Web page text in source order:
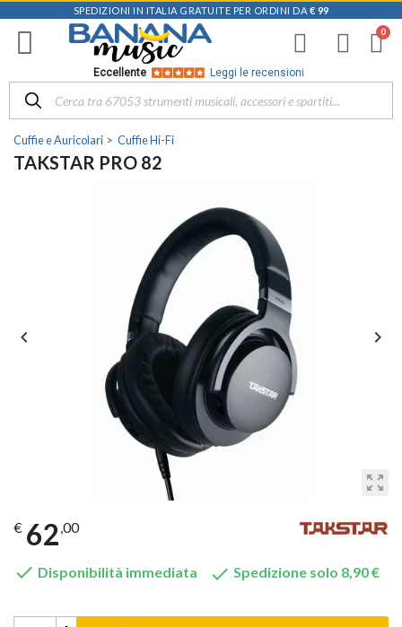
SPEDIZIONI IN ITALIA GRATUITE PER ORDINI DA € 99
Eccellente Leggi le recensioni
Cuffie e Auricolari Cuffie Hi-Fi
TAKSTAR PRO 82
zoom_out_map
 
€ 62,00
 Disponibilità immediata  Spedizione solo 8,90 €